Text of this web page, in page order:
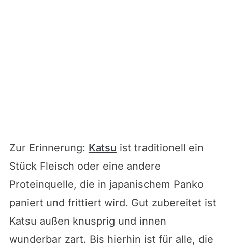
Zur Erinnerung: Katsu ist traditionell ein
Stück Fleisch oder eine andere
Proteinquelle, die in japanischem Panko
paniert und frittiert wird. Gut zubereitet ist
Katsu außen knusprig und innen
wunderbar zart. Bis hierhin ist für alle, die